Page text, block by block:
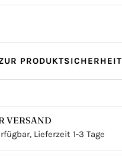
PRODUKTSICHERHEIT
VERSAND
Lieferzeit 1-3 Tage